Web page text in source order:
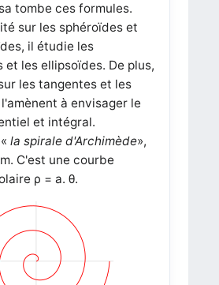
tombe ces formules.
sur les sphéroïdes et
il étudie les
et les ellipsoïdes. De plus,
les tangentes et les
à envisager le
et intégral.
la spirale d'Archimède»,
C'est une courbe
ρ = a. θ.